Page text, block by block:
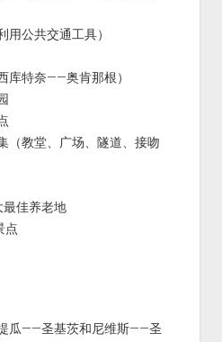
用公共交通工具）
库特奈——奥肯那根）
（教堂、广场、隧道、接吻
佳养老地
点
瓜——圣基茨和尼维斯——圣